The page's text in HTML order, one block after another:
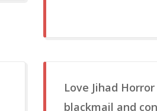
Love Jihad
blackmail and